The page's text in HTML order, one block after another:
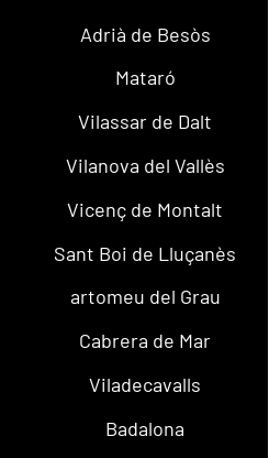
Adrià de Besòs
Mataró
Vilassar de Dalt
Vilanova del Vallès
Vicenç de Montalt
Sant Boi de Lluçanès
artomeu del Grau
Cabrera de Mar
Viladecavalls
Badalona